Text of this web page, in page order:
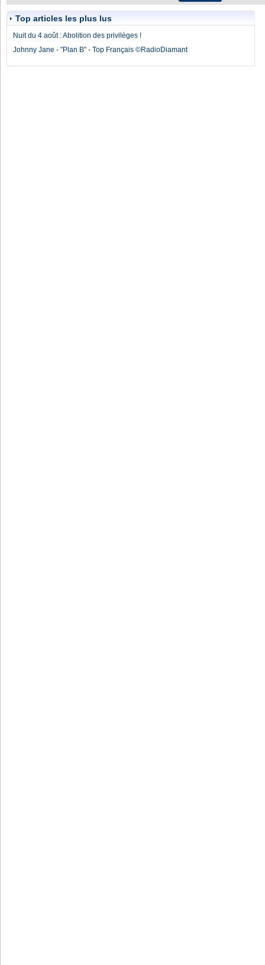
Top articles les plus lus
Nuit du 4 août : Abolition des privilèges !
Johnny Jane - "Plan B" - Top Français ©RadioDiamant